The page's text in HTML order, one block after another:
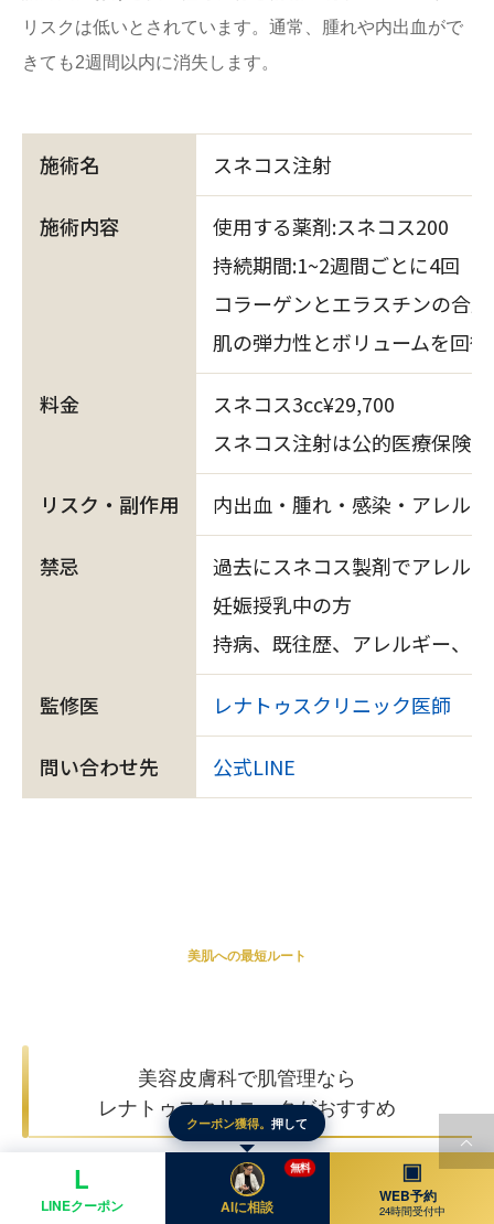
リスクは低いとされています。通常、腫れや内出血がで
きても2週間以内に消失します。
施術名 スネコス注射
施術内容
使用する薬剤:スネコス200
持続期間:1~2週間ごとに4回
コラーゲンとエラスチンの合
肌の弾力性とボリュームを回
料金
スネコス3cc¥29,700
スネコス注射は公的医療保険
リスク・副作用 内出血・腫れ・感染・アレル
禁忌
過去にスネコス製剤でアレル
妊娠授乳中の方
持病、既往歴、アレルギー、
監修医 レナトゥスクリニック医師
問い合わせ先 公式LINE
美肌への最短ルート
美容皮膚科で肌管理なら
レナトゥスクリニックがおすすめ
クーポン獲得。 押して
L
LINEクーポン AIに相談
無料 ▣
WEB予約
24時間受付中